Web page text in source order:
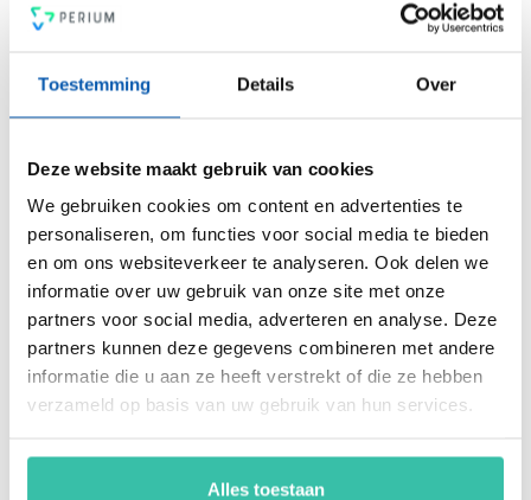
Toestemming Details Over
Deze website maakt gebruik van cookies
We gebruiken cookies om content en advertenties te
personaliseren, om functies voor social media te bieden
en om ons websiteverkeer te analyseren. Ook delen we
informatie over uw gebruik van onze site met onze
partners voor social media, adverteren en analyse. Deze
partners kunnen deze gegevens combineren met andere
informatie die u aan ze heeft verstrekt of die ze hebben
verzameld op basis van uw gebruik van hun services.
Alles toestaan
PDCA-cyclus, een 4-ogen principe en heldere rapportages.
energiemanagement, ARBO en nog veel meer. Vergroot de
weerbaarheid van je organisatie snel, eenvoudig en
Arjan Kremer
Mede-oprichter Perium
B.V.
Met een achtergrond in
risicomanagement, ICT
en een passie voor
innovatie, help ik
weerbaar en compliant
te opereren in een